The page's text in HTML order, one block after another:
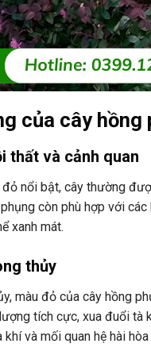
của cây hồng
thất và cảnh quan
nổi bật, cây thường
phụng còn phù hợp với
xanh mát.
thủy
màu đỏ của cây hồng
tích cực, xua đuổi tà
và mối quan hệ hài